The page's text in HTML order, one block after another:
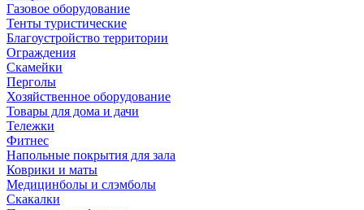
Газовое оборудование
Тенты туристические
Благоустройство территории
Ограждения
Скамейки
Перголы
Хозяйственное оборудование
Товары для дома и дачи
Тележки
Фитнес
Напольные покрытия для зала
Коврики и маты
Медицинболы и слэмболы
Скакалки